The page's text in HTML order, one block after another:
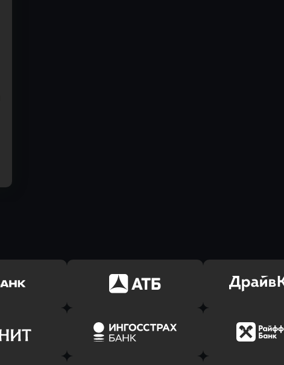
заявку
Оправить заявку
в АТБ Банк
Оправить
в Драйв